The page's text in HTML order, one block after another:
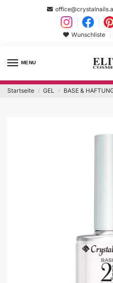
Wunschliste
MENU
Startseite / GEL / BASE &